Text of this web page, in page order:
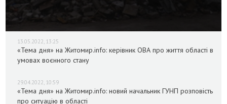
13.05.2022, 13:25
«Тема дня» на Житомир.info: керівник ОВА про життя області в
умовах воєнного стану
29.04.2022, 10:59
«Тема дня» на Житомир.info: новий начальник ГУНП розповість
про ситуацію в області